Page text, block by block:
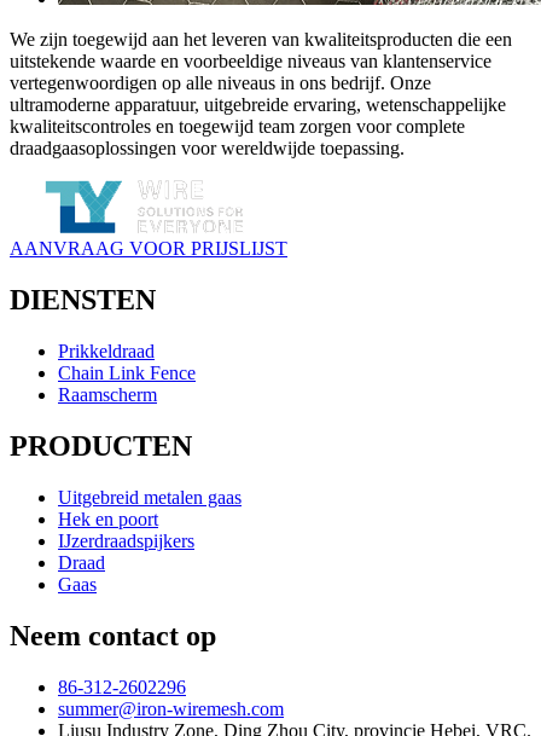
We zijn toegewijd aan het leveren van kwaliteitsproducten die een
uitstekende waarde en voorbeeldige niveaus van klantenservice
vertegenwoordigen op alle niveaus in ons bedrijf. Onze
ultramoderne apparatuur, uitgebreide ervaring, wetenschappelijke
kwaliteitscontroles en toegewijd team zorgen voor complete
draadgaasoplossingen voor wereldwijde toepassing.
AANVRAAG VOOR PRIJSLIJST
DIENSTEN
Prikkeldraad
Chain Link Fence
Raamscherm
PRODUCTEN
Uitgebreid metalen gaas
Hek en poort
IJzerdraadspijkers
Draad
Gaas
Neem contact op
86-312-2602296
summer@iron-wiremesh.com
Liusu Industry Zone, Ding Zhou City, provincie Hebei, VRC.